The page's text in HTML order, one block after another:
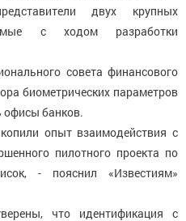
двух крупных
с ходом разработки
совета финансового
биометрических параметров
офисы банков.
опыт взаимодействия с
пилотного проекта по
- пояснил «Известиям»
что идентификация с